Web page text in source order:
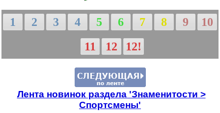
1 2 3 4 5 6 7 8 9
10
11
12 12!
Лента новинок раздела 'Знаменитости >
Спортсмены'